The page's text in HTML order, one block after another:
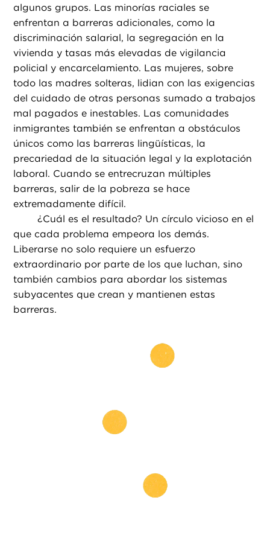
algunos grupos. Las minorías raciales se
enfrentan a barreras adicionales, como la
discriminación salarial, la segregación en la
vivienda y tasas más elevadas de vigilancia
policial y encarcelamiento. Las mujeres, sobre
todo las madres solteras, lidian con las exigencias
del cuidado de otras personas sumado a trabajos
mal pagados e inestables. Las comunidades
inmigrantes también se enfrentan a obstáculos
únicos como las barreras lingüísticas, la
precariedad de la situación legal y la explotación
laboral. Cuando se entrecruzan múltiples
barreras, salir de la pobreza se hace
extremadamente difícil.
¿Cuál es el resultado? Un círculo vicioso en el
que cada problema empeora los demás.
Liberarse no solo requiere un esfuerzo
extraordinario por parte de los que luchan, sino
también cambios para abordar los sistemas
subyacentes que crean y mantienen estas
barreras.